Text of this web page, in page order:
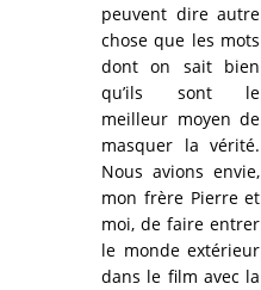
peuvent dire autre
chose que les mots
dont on sait bien
qu’ils sont le
meilleur moyen de
masquer la vérité.
Nous avions envie,
mon frère Pierre et
moi, de faire entrer
le monde extérieur
dans le film avec la